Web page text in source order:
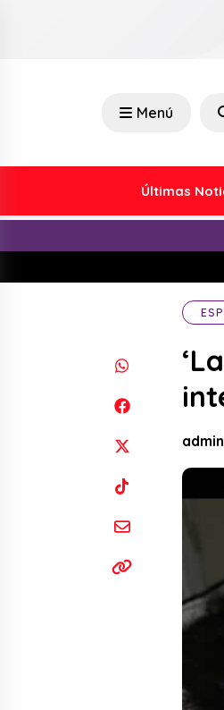
Menú
Últimas
admin